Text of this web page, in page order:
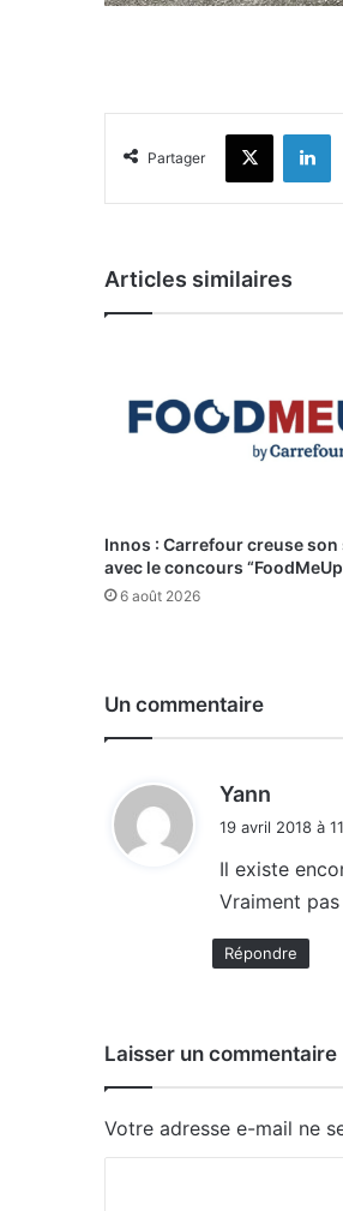
Partager
X
Articles similaires
Innos : Carrefour creuse
avec le concours
6 août 2026
Un commentaire
Yann
:
19 avril 2018 à
Il existe
Vraiment
Répondre
Laisser un commentaire
Votre adresse e-mail ne